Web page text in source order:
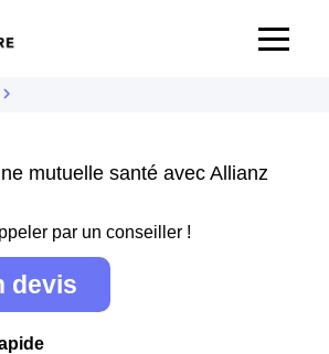
mutuelle santé avec Allianz
par un conseiller !
devis